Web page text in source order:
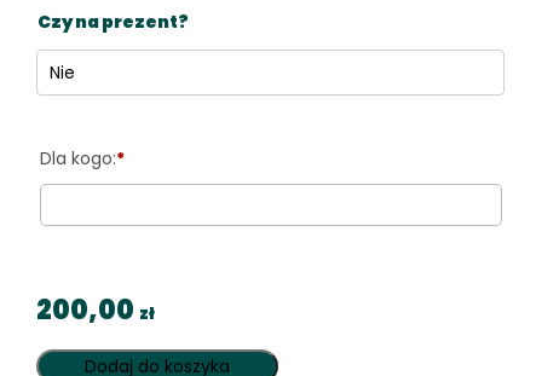
Czy na prezent?
*
200,00 zł
Dodaj do koszyka